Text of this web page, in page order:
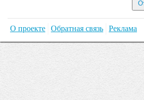
О проекте Обратная связь Реклама